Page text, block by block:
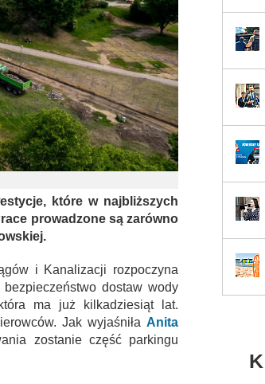
które w najbliższych
prowadzone są zarówno
i Kanalizacji rozpoczyna
dostaw wody
ma już kilkadziesiąt lat.
Jak wyjaśniła Anita
zostanie część parkingu